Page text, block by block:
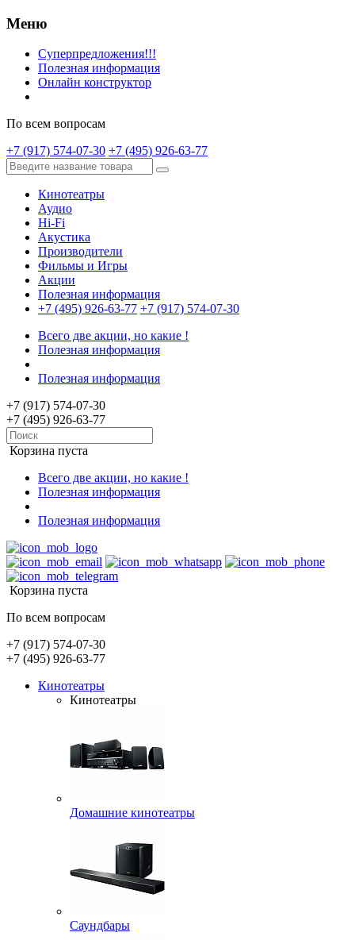
Меню
Суперпредложения!!!
Полезная информация
Онлайн конструктор
По всем вопросам
+7 (917) 574-07-30 +7 (495) 926-63-77
Кинотеатры
Аудио
Hi-Fi
Акустика
Производители
Фильмы и Игры
Акции
Полезная информация
+7 (495) 926-63-77 +7 (917) 574-07-30
Всего две акции, но какие !
Полезная информация
Полезная информация
+7 (917) 574-07-30
+7 (495) 926-63-77
Корзина пуста
Всего две акции, но какие !
Полезная информация
Полезная информация
Корзина пуста
По всем вопросам
+7 (917) 574-07-30
+7 (495) 926-63-77
Кинотеатры
Кинотеатры
Домашние кинотеатры
Саундбары